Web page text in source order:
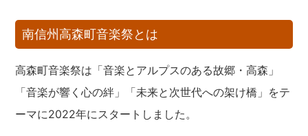
南信州高森町音楽祭とは
高森町音楽祭は「音楽とアルプスのある故郷・高森」
「音楽が響く心の絆」「未来と次世代への架け橋」をテ
ーマに2022年にスタートしました。